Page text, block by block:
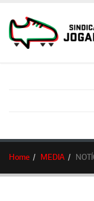
Home MEDIA